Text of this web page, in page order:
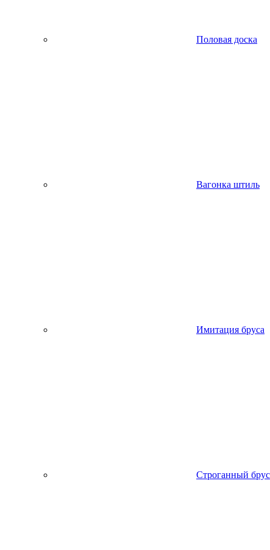
Половая доска
Вагонка штиль
Имитация бруса
Строганный брус